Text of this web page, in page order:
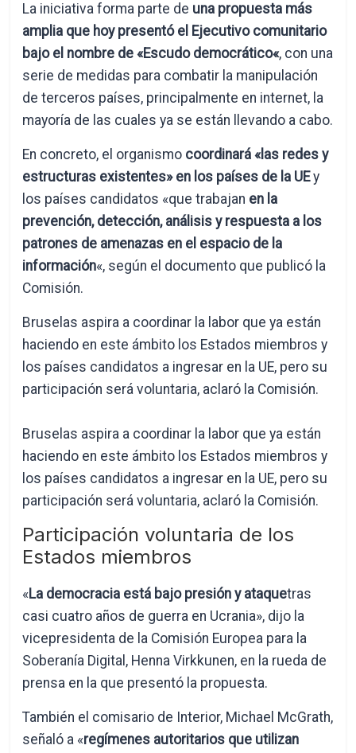
La iniciativa forma parte de una propuesta más
amplia que hoy presentó el Ejecutivo comunitario
bajo el nombre de «Escudo democrático«, con una
serie de medidas para combatir la manipulación
de terceros países, principalmente en internet, la
mayoría de las cuales ya se están llevando a cabo.
En concreto, el organismo coordinará «las redes y
estructuras existentes» en los países de la UEy
los países candidatos «que trabajan en la
prevención, detección, análisis y respuesta a los
patrones de amenazas en el espacio de la
información«, según el documento que publicó la
Comisión.
Bruselas aspira a coordinar la labor que ya están
haciendo en este ámbito los Estados miembros y
los países candidatos a ingresar en la UE, pero su
participación será voluntaria, aclaró la Comisión.
Bruselas aspira a coordinar la labor que ya están
haciendo en este ámbito los Estados miembros y
los países candidatos a ingresar en la UE, pero su
participación será voluntaria, aclaró la Comisión.
Participación voluntaria de los
Estados miembros
«La democracia está bajo presión y ataquetras
casi cuatro años de guerra en Ucrania», dijo la
vicepresidenta de la Comisión Europea para la
Soberanía Digital, Henna Virkkunen, en la rueda de
prensa en la que presentó la propuesta.
También el comisario de Interior, Michael McGrath,
señaló a «regímenes autoritarios que utilizan